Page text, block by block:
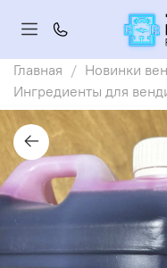
Главная
Новинки
Ингредиенты для